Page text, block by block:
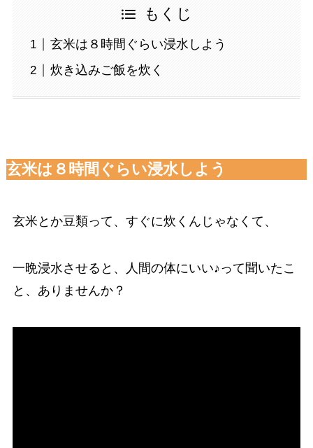
もくじ
玄米は８時間ぐらい浸水しよう
炊き込みご飯を炊く
玄米は８時間ぐらい浸水しよう
玄米とか豆類って、すぐに炊くんじゃなくて、
一晩浸水させると、人間の体にいい♪って聞いたこ
と、ありませんか？